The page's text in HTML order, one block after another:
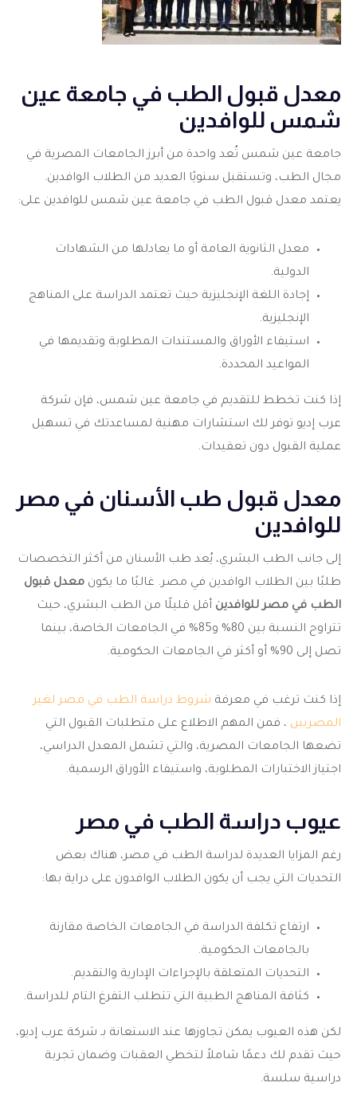
معدل قبول الطب في جامعة عين
شمس للوافدين
جامعة عين شمس تُعد واحدة من أبرز الجامعات المصرية في
مجال الطب، وتستقبل سنويًا العديد من الطلاب الوافدين.
يعتمد معدل قبول الطب في جامعة عين شمس للوافدين على:
معدل الثانوية العامة أو ما يعادلها من الشهادات
الدولية.
إجادة اللغة الإنجليزية حيث تعتمد الدراسة على المناهج
الإنجليزية.
استيفاء الأوراق والمستندات المطلوبة وتقديمها في
المواعيد المحددة.
إذا كنت تخطط للتقديم في جامعة عين شمس، فإن شركة
عرب إديو توفر لك استشارات مهنية لمساعدتك في تسهيل
عملية القبول دون تعقيدات.
معدل قبول طب الأسنان في مصر
للوافدين
إلى جانب الطب البشري، يُعد طب الأسنان من أكثر التخصصات
طلبًا بين الطلاب الوافدين في مصر. غالبًا ما يكون معدل قبول
الطب في مصر للوافدين أقل قليلًا من الطب البشري، حيث
تتراوح النسبة بين 80% و85% في الجامعات الخاصة، بينما
تصل إلى 90% أو أكثر في الجامعات الحكومية.
إذا كنت ترغب في معرفة شروط دراسة الطب في مصر لغير
المصريين ، فمن المهم الاطلاع على متطلبات القبول التي
تضعها الجامعات المصرية، والتي تشمل المعدل الدراسي،
اجتياز الاختبارات المطلوبة، واستيفاء الأوراق الرسمية.
عيوب دراسة الطب في مصر
رغم المزايا العديدة لدراسة الطب في مصر، هناك بعض
التحديات التي يجب أن يكون الطلاب الوافدون على دراية بها:
ارتفاع تكلفة الدراسة في الجامعات الخاصة مقارنة
بالجامعات الحكومية.
التحديات المتعلقة بالإجراءات الإدارية والتقديم.
كثافة المناهج الطبية التي تتطلب التفرغ التام للدراسة.
لكن هذه العيوب يمكن تجاوزها عند الاستعانة بـ شركة عرب إديو،
حيث تقدم لك دعمًا شاملاً لتخطي العقبات وضمان تجربة
دراسية سلسة.